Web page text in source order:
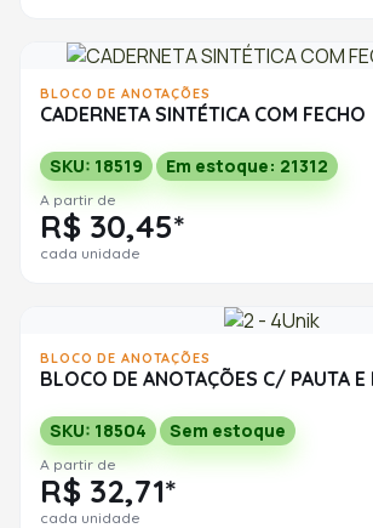
BLOCO DE ANOTAÇÕES
CADERNETA SINTÉTICA COM FECHO
SKU: 18519 Em estoque: 21312
A partir de
R$ 30,45*
cada unidade
BLOCO DE ANOTAÇÕES
BLOCO DE ANOTAÇÕES C/ PAUTA E
SKU: 18504 Sem estoque
A partir de
R$ 32,71*
cada unidade